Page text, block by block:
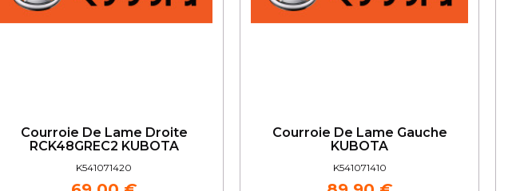
Courroie De Lame Droite
RCK48GREC2 KUBOTA
K541071420
Courroie De Lame Gauche
KUBOTA
K541071410